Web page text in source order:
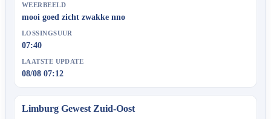
WEERBEELD
mooi goed zicht zwakke nno
LOSSINGSUUR
07:40
LAATSTE UPDATE
08/08 07:12
Limburg Gewest Zuid-Oost